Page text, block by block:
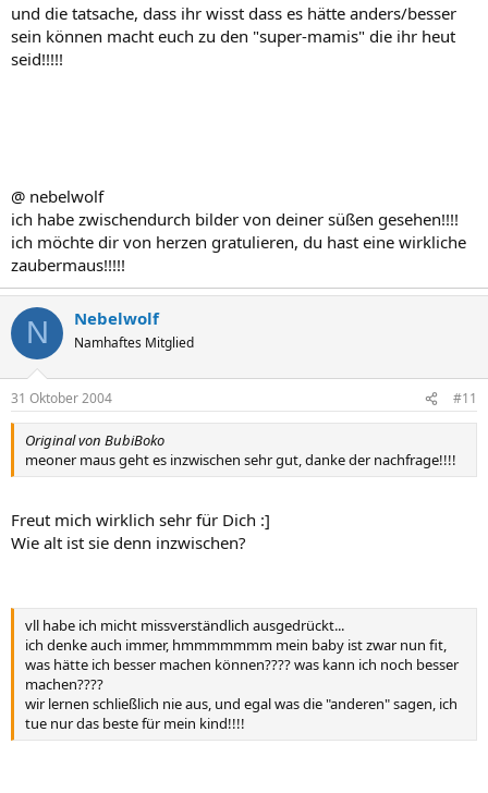
und die tatsache, dass ihr wisst dass es hätte anders/besser
sein können macht euch zu den "super-mamis" die ihr heut
seid!!!!!
@ nebelwolf
ich habe zwischendurch bilder von deiner süßen gesehen!!!!
ich möchte dir von herzen gratulieren, du hast eine wirkliche
zaubermaus!!!!!
N Nebelwolf
Namhaftes Mitglied
31 Oktober 2004 #11
Original von BubiBoko
meoner maus geht es inzwischen sehr gut, danke der nachfrage!!!!
Freut mich wirklich sehr für Dich :]
Wie alt ist sie denn inzwischen?
vll habe ich micht missverständlich ausgedrückt...
ich denke auch immer, hmmmmmmm mein baby ist zwar nun fit,
was hätte ich besser machen können???? was kann ich noch besser
machen????
wir lernen schließlich nie aus, und egal was die "anderen" sagen, ich
tue nur das beste für mein kind!!!!